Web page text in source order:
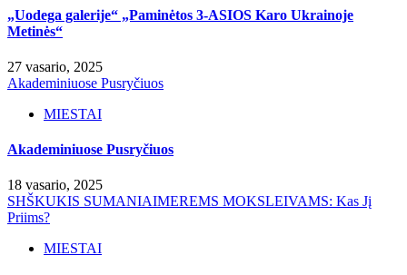
„Uodega galerije“ „Paminėtos 3-ASIOS Karo Ukrainoje
Metinės“
27 vasario, 2025
Akademiniuose Pusryčiuos
MIESTAI
Akademiniuose Pusryčiuos
18 vasario, 2025
SHŠKUKIS SUMANIAIMEREMS MOKSLEIVAMS: Kas Jį
Priims?
MIESTAI